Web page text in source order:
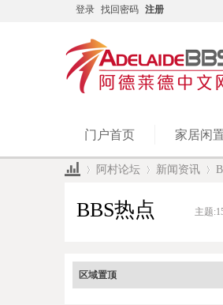
登录 找回密码 注册
门户首页 家居闲
阿村论坛 新闻资讯
BBS热点 主题:
区域置顶